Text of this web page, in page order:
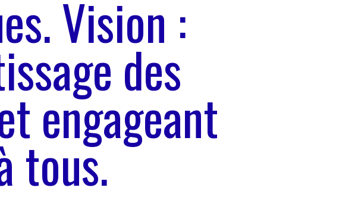
Vision :
des
engageant
tous.